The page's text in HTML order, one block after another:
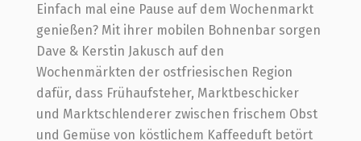
Einfach mal eine Pause auf dem Wochenmarkt
genießen? Mit ihrer mobilen Bohnenbar sorgen
Dave & Kerstin Jakusch auf den
Wochenmärkten der ostfriesischen Region
dafür, dass Frühaufsteher, Marktbeschicker
und Marktschlenderer zwischen frischem Obst
und Gemüse von köstlichem Kaffeeduft betört